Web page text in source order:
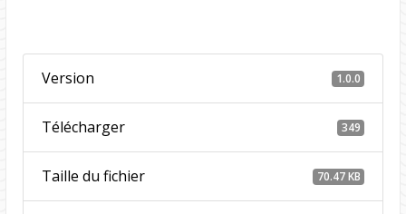
Version 1.0.0
Télécharger 349
Taille du fichier 70.47 KB